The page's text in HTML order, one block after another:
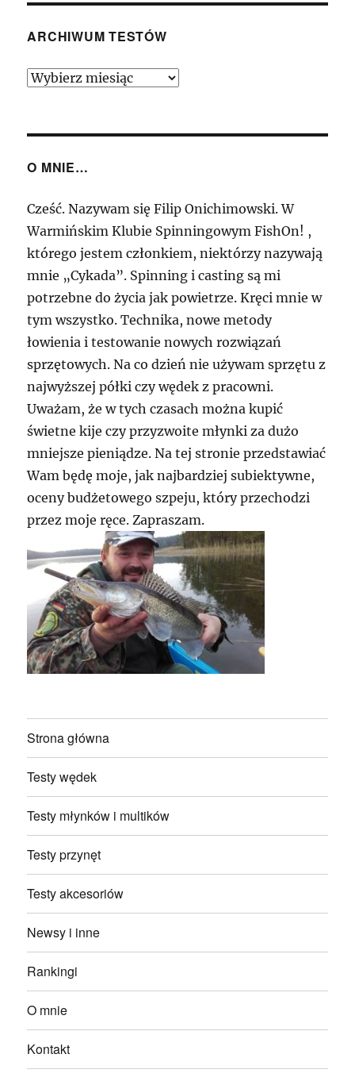
za
ARCHIWUM TESTÓW
Archiwum
O MNIE…
Cześć. Nazywam się Filip Onichimowski. W
Warmińskim Klubie Spinningowym FishOn! ,
którego jestem członkiem, niektórzy nazywają
mnie „Cykada”. Spinning i casting są mi
potrzebne do życia jak powietrze. Kręci mnie w
tym wszystko. Technika, nowe metody
łowienia i testowanie nowych rozwiązań
sprzętowych. Na co dzień nie używam sprzętu z
najwyższej półki czy wędek z pracowni.
Uważam, że w tych czasach można kupić
świetne kije czy przyzwoite młynki za dużo
mniejsze pieniądze. Na tej stronie przedstawiać
Wam będę moje, jak najbardziej subiektywne,
oceny budżetowego szpeju, który przechodzi
przez moje ręce. Zapraszam.
Strona główna
Testy wędek
Testy młynków i multików
Testy przynęt
Testy akcesoriów
Newsy i inne
Rankingi
O mnie
Kontakt